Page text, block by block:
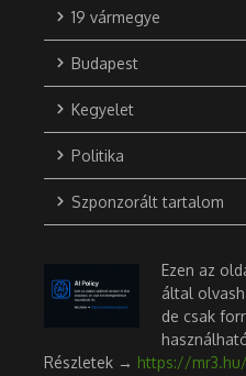
19 vármegye
Budapest
Kegyelet
Politika
Szponzorált tartalom
Ezen az
által
de csak
Részletek → https://